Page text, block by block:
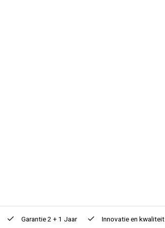
Garantie2 + 1 Jaar Innovatieen kwaliteit